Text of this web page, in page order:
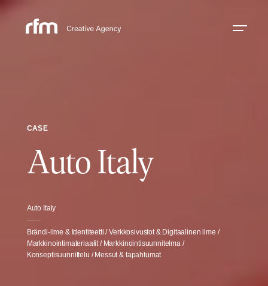
CASE
Auto Italy
Auto Italy
Brändi-ilme & Identiteetti / Verkkosivustot & Digitaalinen ilme /
Markkinointimateriaalit / Markkinointi­suunnitelma /
Konseptisuunnittelu / Messut & tapahtumat